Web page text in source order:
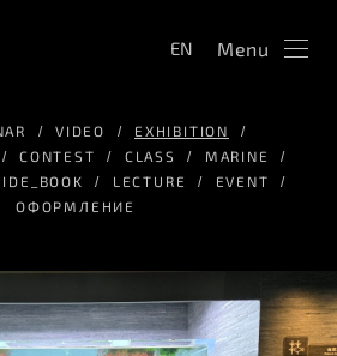
EN Menu
VIDEO
EXHIBITION
CONTEST CLASS
MARINE
LECTURE
EVENT
ОФОРМЛЕНИЕ